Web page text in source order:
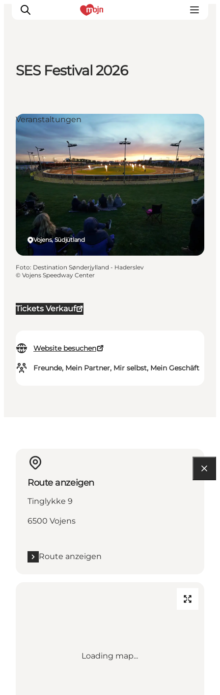
Events
Übernachtung
Plane deine Reise
Booking
SES Festival 2026
Tickets Verkauf
Website besuchen
Freunde, Mein Partner, Mir selbst, Mein Geschäft
Vojens, Südjütland
Veranstaltungen
Foto: Destination Sønderjylland - Haderslev
© Vojens Speedway Center
Route anzeigen
Tinglykke 9
6500 Vojens
Route anzeigen
Loading map...